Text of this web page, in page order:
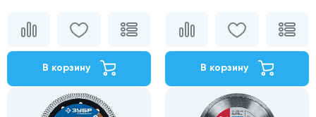
В корзину В корзину